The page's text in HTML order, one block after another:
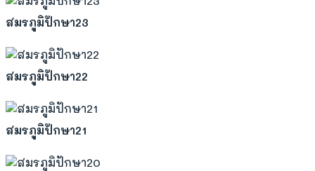
สมรภูมิปักษา23
สมรภูมิปักษา22
สมรภูมิปักษา21